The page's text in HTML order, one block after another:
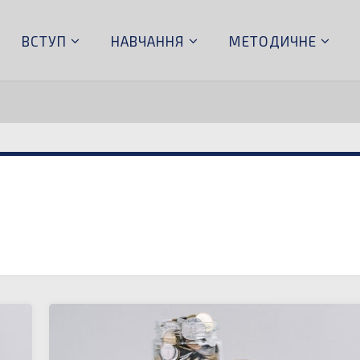
ВСТУП НАВЧАННЯ МЕТОДИЧНЕ